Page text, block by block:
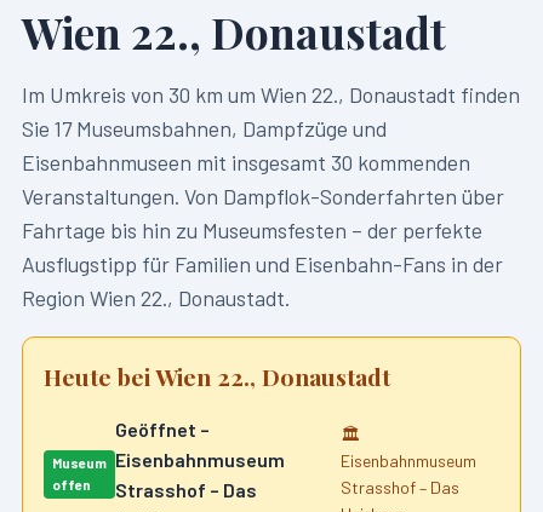
Wien 22., Donaustadt
Im Umkreis von 30 km um Wien 22., Donaustadt finden
Sie 17Museumsbahnen, Dampfzüge und
Eisenbahnmuseen mit insgesamt 30 kommenden
Veranstaltungen. Von Dampflok-Sonderfahrten über
Fahrtage bis hin zu Museumsfesten – der perfekte
Ausflugstipp für Familien und Eisenbahn-Fans in der
Region Wien 22., Donaustadt.
Heute beiWien 22., Donaustadt
Museum
offen
Geöffnet –
Eisenbahnmuseum
Strasshof – Das
🏛️
Eisenbahnmuseum
Strasshof – Das